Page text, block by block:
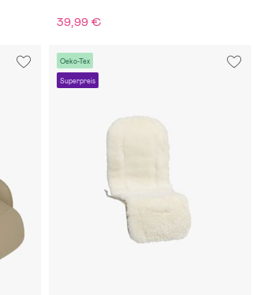
39,99 €
Oeko-Tex
Superpreis